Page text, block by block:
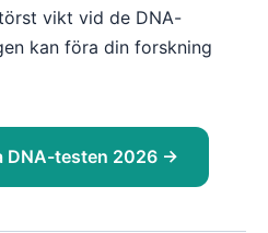
vikt vid de DNA-
kan föra din forskning
DNA-testen 2026 →